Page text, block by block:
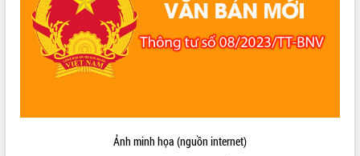
VĂN BẢN HĐND TỈNH
ĐIỂM TIN VĂN BẢN
QUY HOẠCH - KẾ HOẠCH
Ảnh minh họa (nguồn internet)